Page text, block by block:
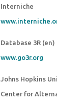
Interniche
Database 3R (en)
www.go3r.org
Johns Hopkins
Center for